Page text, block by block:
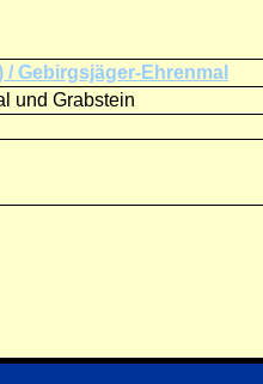
/ Gebirgsjäger-Ehrenmal
und Grabstein